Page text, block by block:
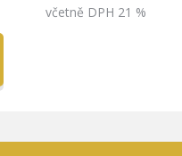
včetně DPH 21 %